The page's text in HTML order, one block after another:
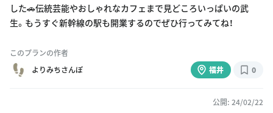
した🚗伝統芸能やおしゃれなカフェまで見どころいっぱいの武
生。もうすぐ新幹線の駅も開業するのでぜひ行ってみてね！
このプランの作者
よりみちさんぽ
福井 0
公開: 24/02/22